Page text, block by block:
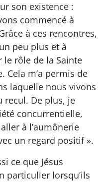
son existence :
commencé à
à ces rencontres,
peu plus et à
rôle de la Sainte
Cela m’a permis de
laquelle nous vivons
recul. De plus, je
concurrentielle,
à l’aumônerie
un regard positif ».
ce que Jésus
particulier lorsqu’ils